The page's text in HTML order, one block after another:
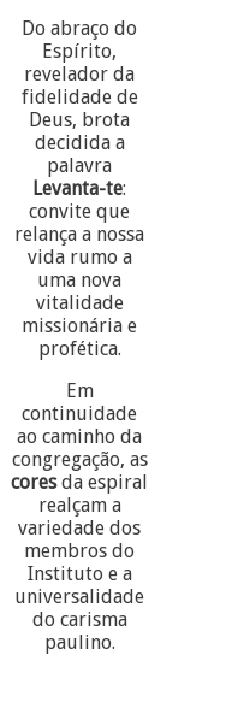
Do abraço do
Espírito,
revelador da
fidelidade de
Deus, brota
decidida a
palavra
Levanta-te:
convite que
relança a nossa
vida rumo a
uma nova
vitalidade
missionária e
profética.
Em
continuidade
ao caminho da
congregação, as
coresda espiral
realçam a
variedade dos
membros do
Instituto e a
universalidade
do carisma
paulino.